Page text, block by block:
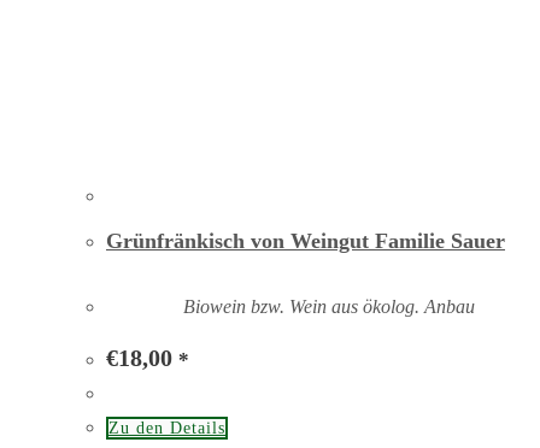
Grünfränkisch von Weingut Familie Sauer
Biowein bzw. Wein aus ökolog. Anbau
€18,00 *
Zu den Details